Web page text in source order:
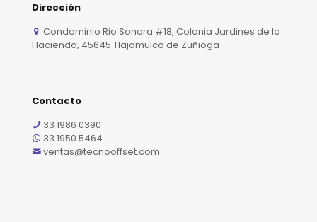
Dirección
Condominio Rio Sonora #18, Colonia Jardines de la
Hacienda, 45645 Tlajomulco de Zuñioga
Contacto
33 1986 0390
33 1950 5464
ventas@tecnooffset.com